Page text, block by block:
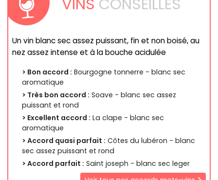
Un vin blanc sec assez puissant, fin et non boisé, au
nez assez intense et à la bouche acidulée
> Bon accord : Bourgogne tonnerre - blanc sec
aromatique
> Très bon accord : Soave - blanc sec assez
puissant et rond
> Excellent accord : La clape - blanc sec
aromatique
> Accord quasi parfait : Côtes du lubéron - blanc
sec assez puissant et rond
> Accord parfait : Saint joseph - blanc sec leger